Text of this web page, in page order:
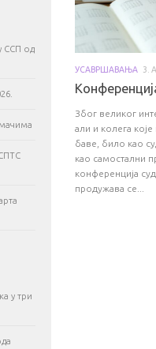
УСАВРШАВАЊА 3.
Због великог
али и колега
баве, било као
као самостални
конференција
продужава се...
ССП од
у три